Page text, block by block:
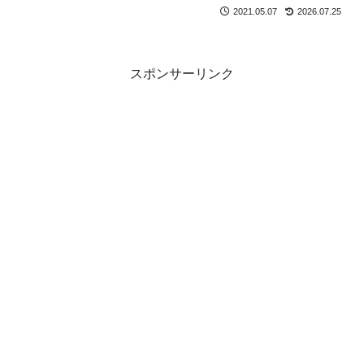
2021.05.07 2026.07.25
スポンサーリンク